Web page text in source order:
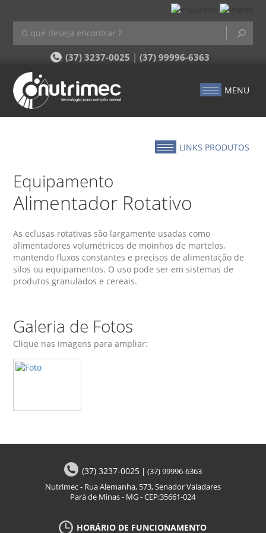
(37) 3237-0025 | (37) 99996-6363
MENU
LINKS PRODUTOS
Equipamento
Alimentador Rotativo
As eclusas rotativas são largamente usadas como
alimentadores volumétricos de moinhos de martelos,
mantendo fluxos constantes e precisos de alimentação de
silos ou equipamentos. O uso pode ser em sistemas de
produtos granulados e cereais.
Galeria de Fotos
Clique nas imagens para ampliar:
(37) 3237-0025| (37) 99996-6363
Nutrimec - Rua Alemanha, 573, Senador Valadares
Pará de Minas - MG - CEP:35661-024
HORÁRIO DE FUNCIONAMENTO